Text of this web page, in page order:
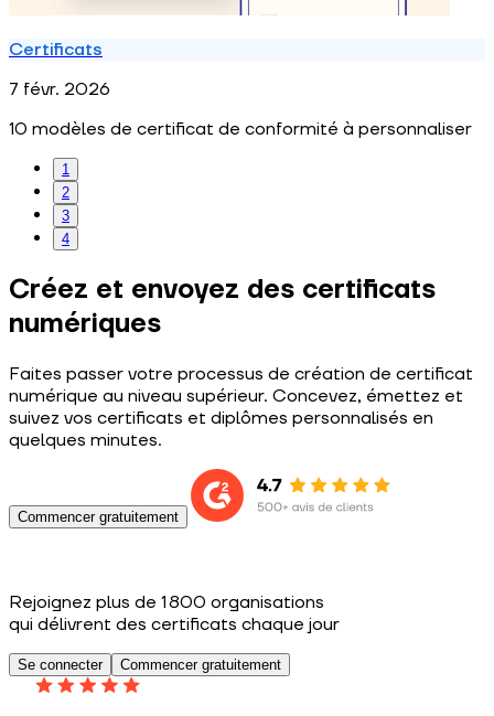
Certificats
7 févr. 2026
10 modèles de certificat de conformité à personnaliser
1
2
3
4
Créez et envoyez des certificats
numériques
Faites passer votre processus de création de certificat
numérique au niveau supérieur. Concevez, émettez et
suivez vos certificats et diplômes personnalisés en
quelques minutes.
Commencer gratuitement
Rejoignez plus de 1 800 organisations
qui délivrent des certificats chaque jour
Se connecter Commencer gratuitement